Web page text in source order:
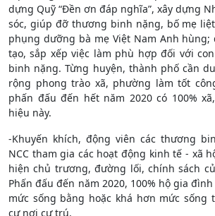
dựng Quỹ “Đền ơn đáp nghĩa”, xây dựng
sóc, giúp đỡ thương binh nặng, bố mẹ
phụng dưỡng bà mẹ Việt Nam Anh
tạo, sắp xếp việc làm phù hợp đối với
binh nặng. Từng huyện, thành phố cần
rộng phong trào xã, phường làm tốt
phấn đấu đến hết năm 2020 có 100%
hiệu này.
-Khuyến khích, động viên các thương
NCC tham gia các hoạt động kinh tế - xã
hiện chủ trương, đường lối, chính sách
Phấn đấu đến năm 2020, 100% hộ gia
mức sống bằng hoặc khá hơn mức sống
cư nơi cư trú.